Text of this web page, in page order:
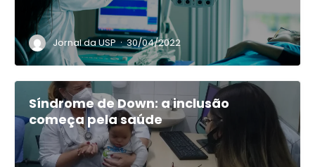
Jornal da USP · 30/04/2022
Síndrome de Down: a inclusão
começa pela saúde